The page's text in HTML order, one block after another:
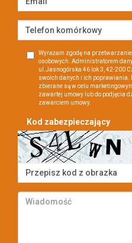
Wyrażam zgodę na
osobowych. Administratorem
ul.Jasnogórska 46 lok 3, 42-200
swoich danych i ich poprawiania.
zbierane są w celu
zawartej umowy lub do podjęcia
zawarciem umowy.
Kod zabezpieczający